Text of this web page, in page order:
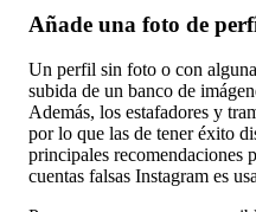
Añade una foto de
Un perfil sin foto o con
subida de un banco de
Además, los estafadores y
por lo que las de tener éxito
principales recomendaciones
cuentas falsas Instagram es